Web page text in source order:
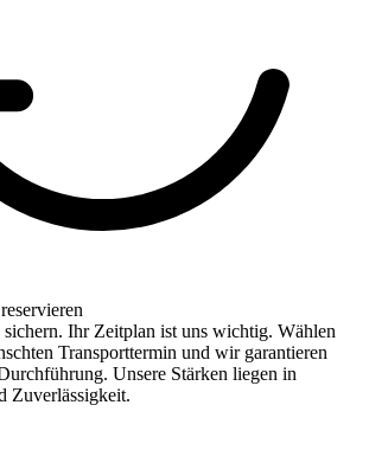
Ihr Zeitplan ist uns wichtig. Wählen
Transporttermin und wir garantieren
Unsere Stärken liegen in
Zuverlässigkeit.